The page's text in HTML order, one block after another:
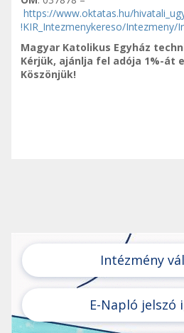
https://www.oktatas.hu/
!KIR_Intezmenykereso/Intezmeny/
Magyar Katolikus Egyház
Kérjük, ajánlja fel adója 1%-át
Köszönjük!
Intézmény
E-Napló jelszó